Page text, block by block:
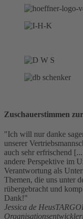
Zuschauerstimmen
"Ich will nur danke
unserer
auch sehr erfrischend
andere Perspektive im
Verantwortung als
Themen, die uns unter
rübergebracht und
Dank!"
Jessica de Heus